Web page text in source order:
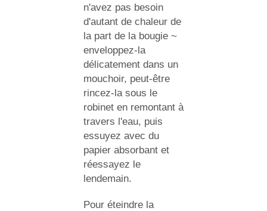
n'avez pas besoin
d'autant de chaleur de
la part de la bougie ~
enveloppez-la
délicatement dans un
mouchoir, peut-être
rincez-la sous le
robinet en remontant à
travers l'eau, puis
essuyez avec du
papier absorbant et
réessayez le
lendemain.
Pour éteindre la